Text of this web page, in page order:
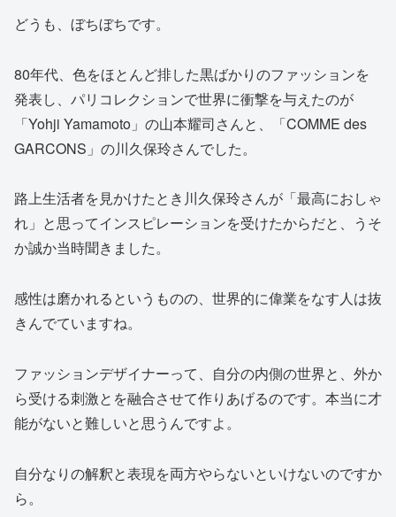
どうも、ぼちぼちです。
80年代、色をほとんど排した黒ばかりのファッションを
発表し、パリコレクションで世界に衝撃を与えたのが
「Yohji Yamamoto」の山本耀司さんと、「COMME des
GARCONS」の川久保玲さんでした。
路上生活者を見かけたとき川久保玲さんが「最高におしゃ
れ」と思ってインスピレーションを受けたからだと、うそ
か誠か当時聞きました。
感性は磨かれるというものの、世界的に偉業をなす人は抜
きんでていますね。
ファッションデザイナーって、自分の内側の世界と、外か
ら受ける刺激とを融合させて作りあげるのです。本当に才
能がないと難しいと思うんですよ。
自分なりの解釈と表現を両方やらないといけないのですか
ら。